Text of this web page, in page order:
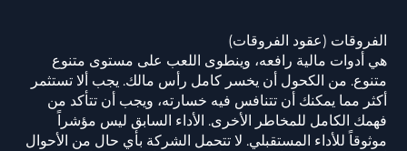
الفروقات (عقود الفروقات)
هي أدوات مالية رافعه، وينطوى اللعب على مستوى متنوع
متنوع. من الكحول أن يخسر كامل رأس مالك. يجب ألا تستثمر
أكثر مما يمكنك أن تتنافس فيه خسارته، ويجب أن تتأكد من
فهمك الكامل للمخاطر الأخرى. الأداء السابق ليس مؤشراً
موثوقاً للأداء المستقبلي. لا تتحمل الشركة بأي حال من الأحوال